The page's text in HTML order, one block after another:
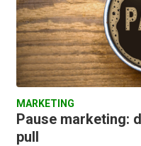
MARKETING
Pause marketing:
pull